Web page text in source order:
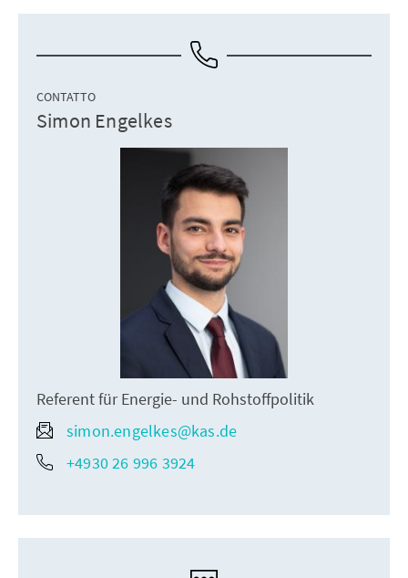
CONTATTO
Simon Engelkes
Referent für Energie- und Rohstoffpolitik
simon.engelkes@kas.de
+4930 26 996 3924